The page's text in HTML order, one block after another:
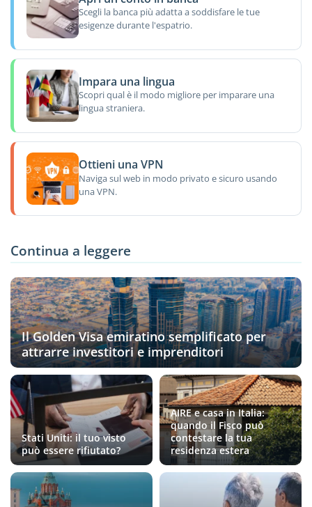
Scegli la banca più adatta a soddisfare le tue
esigenze durante l'espatrio.
Impara una lingua
Scopri qual è il modo migliore per imparare una
lingua straniera.
Ottieni una VPN
Naviga sul web in modo privato e sicuro usando
una VPN.
Continua a leggere
Il Golden Visa emiratino semplificato per
attrarre investitori e imprenditori
Stati Uniti: il tuo visto
può essere rifiutato?
AIRE e casa in Italia:
quando il Fisco può
contestare la tua
residenza estera